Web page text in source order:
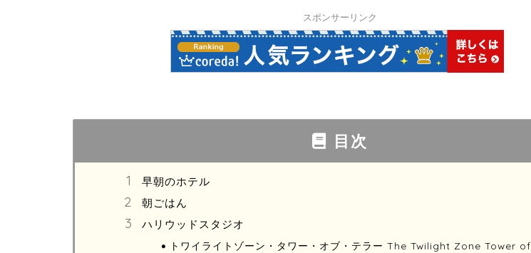
スポンサーリンク
目次
早朝のホテル
朝ごはん
ハリウッドスタジオ
トワイライトゾーン・タワー・オブ・テラー The Twilight Zone Tower of